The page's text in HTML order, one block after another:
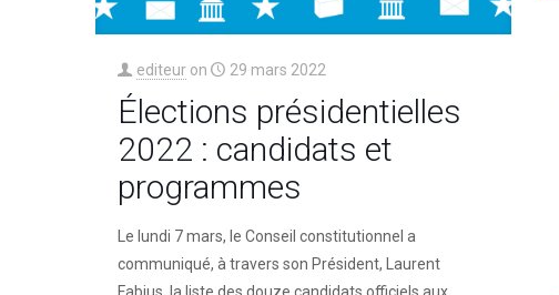
editeur on 29 mars 2022
Élections présidentielles
2022 : candidats et
programmes
Le lundi 7 mars, le Conseil constitutionnel a
communiqué, à travers son Président, Laurent